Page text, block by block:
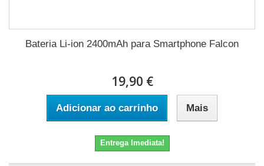
Bateria Li-ion 2400mAh para Smartphone Falcon
19,90 €
Adicionar ao carrinho Mais
Entrega Imediata!